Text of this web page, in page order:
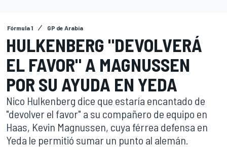
Fórmula 1 GP de Arabia
HULKENBERG "DEVOLVERÁ
EL FAVOR" A MAGNUSSEN
POR SU AYUDA EN YEDA
Nico Hulkenberg dice que estaría encantado de
"devolver el favor" a su compañero de equipo en
Haas, Kevin Magnussen, cuya férrea defensa en
Yeda le permitió sumar un punto al alemán.